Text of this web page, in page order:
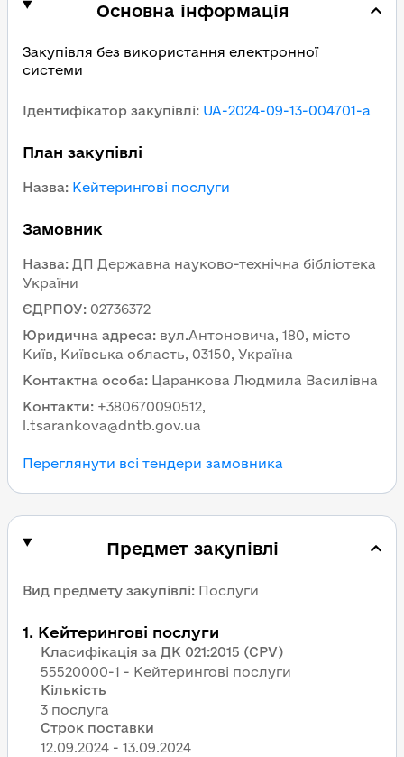
Основна інформація
Закупівля без використання електронної
системи
Ідентифікатор закупівлі: UA-2024-09-13-004701-a
План закупівлі
Назва: Кейтерингові послуги
Замовник
Назва: ДП Державна науково-технічна бібліотека
України
ЄДРПОУ: 02736372
Юридична адреса: вул.Антоновича, 180, місто
Київ, Київська область, 03150, Україна
Контактна особа: Царанкова Людмила Василівна
Контакти: +380670090512,
l.tsarankova@dntb.gov.ua
Переглянути всі тендери замовника
Предмет закупівлі
Вид предмету закупівлі: Послуги
1. Кейтерингові послуги
Класифікація за ДК 021:2015 (CPV)
55520000-1 - Кейтерингові послуги
Кількість
3 послуга
Строк поставки